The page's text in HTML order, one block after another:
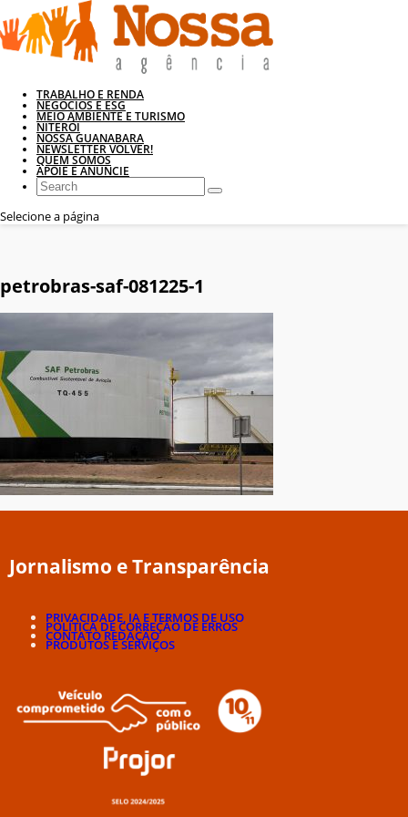
TRABALHO E RENDA
NEGÓCIOS E ESG
MEIO AMBIENTE E TURISMO
NITERÓI
NOSSA GUANABARA
NEWSLETTER VOLVER!
QUEM SOMOS
APOIE E ANUNCIE
Selecione a página
petrobras-saf-081225-1
Jornalismo e Transparência
PRIVACIDADE, IA E TERMOS DE USO
POLÍTICA DE CORREÇÃO DE ERROS
CONTATO REDAÇÃO
PRODUTOS E SERVIÇOS